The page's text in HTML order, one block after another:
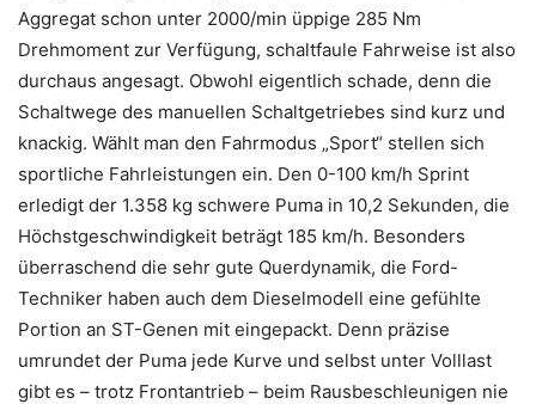
Aggregat schon unter 2000/min üppige 285 Nm
Drehmoment zur Verfügung, schaltfaule Fahrweise ist also
durchaus angesagt. Obwohl eigentlich schade, denn die
Schaltwege des manuellen Schaltgetriebes sind kurz und
knackig. Wählt man den Fahrmodus „Sport“ stellen sich
sportliche Fahrleistungen ein. Den 0-100 km/h Sprint
erledigt der 1.358 kg schwere Puma in 10,2 Sekunden, die
Höchstgeschwindigkeit beträgt 185 km/h. Besonders
überraschend die sehr gute Querdynamik, die Ford-
Techniker haben auch dem Dieselmodell eine gefühlte
Portion an ST-Genen mit eingepackt. Denn präzise
umrundet der Puma jede Kurve und selbst unter Volllast
gibt es – trotz Frontantrieb – beim Rausbeschleunigen nie